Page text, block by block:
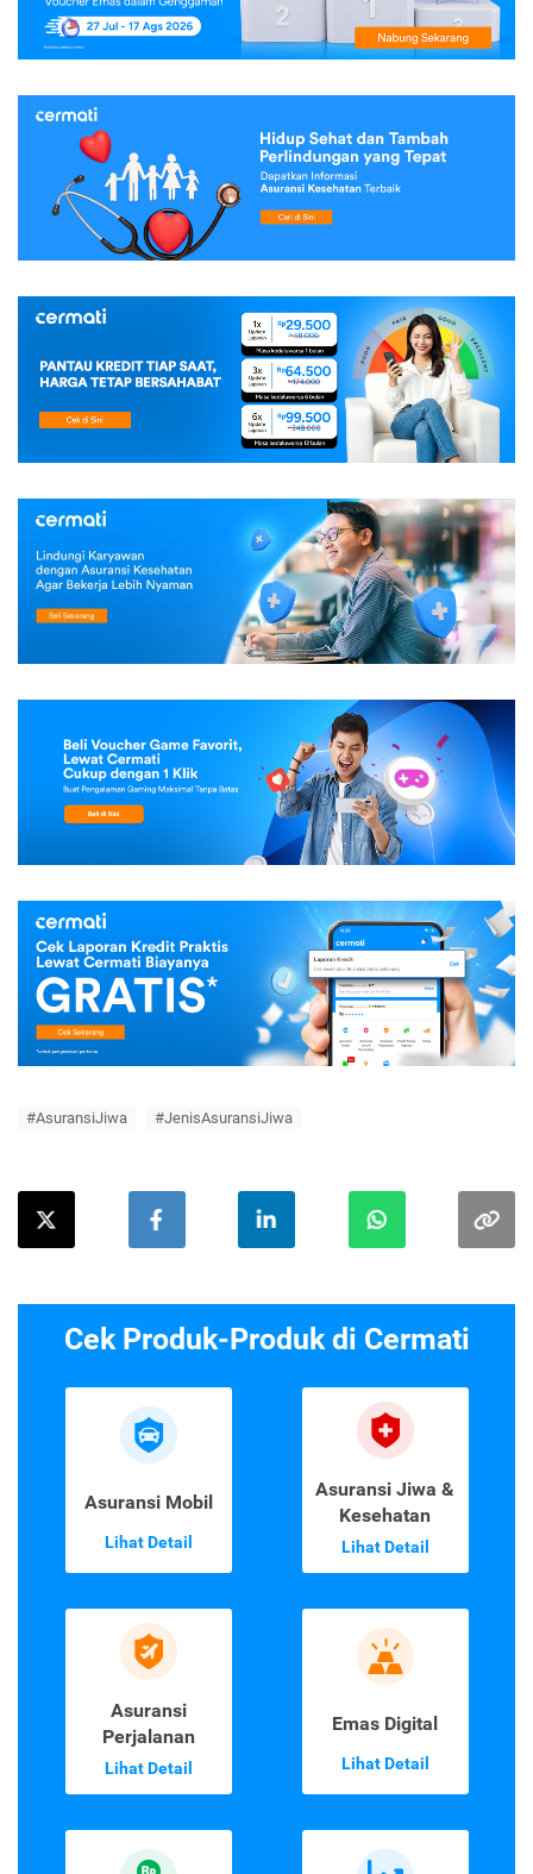
#AsuransiJiwa #JenisAsuransiJiwa
Cek Produk-Produk di Cermati
Asuransi Mobil
Lihat Detail
Asuransi Jiwa &
Kesehatan
Lihat Detail
Asuransi
Perjalanan
Lihat Detail
Emas Digital
Lihat Detail